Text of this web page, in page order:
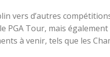
d’autres
Tour, mais
à venir, tels que les